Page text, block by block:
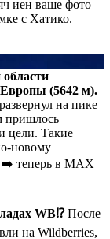
иен ваше фото
с Хатико.
(5642 м).
на пике
пришлось
цели. Такие
новому
➡️ теперь в MAX
WB⁉️ После
на Wildberries,